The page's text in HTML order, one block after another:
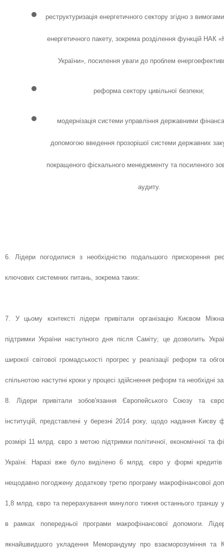
реструктуризація енергетичного сектору згідно з
енергетичного пакету, зокрема розділення функцій НАК
України», посилення уваги до проблем
реформа сектору цивільної безпеки;
модернізація системи управління державними
допомогою введення прозорішої системи державних
покращеного фіскального менеджменту та посиленого
аудиту.
6. Лідери погодилися з необхідністю подальшого прискорення
ключових системних питань, зокрема таких:
7. У цьому контексті лідери привітали організацію Києвом
підтримки України наступного дня після Саміту; це дозволить
широкої світової громадськості прогрес у реалізації реформ та
спільнотою наступні кроки у процесі здійснення реформ та необхідні
8. Лідери привітали зобов'язання Європейського Союзу та
інституцій, представлені у березні 2014 року, щодо надання Києву
розмірі 11 млрд. євро з метою підтримки політичної, економічної та
Україні. Наразі вже було виділено 6 млрд. євро у формі кредитів
нещодавно погоджену додаткову третю програму макрофінансової
1,8 млрд. євро та перерахування минулого тижня останнього траншу
в рамках попередньої програми макрофінансової допомоги.
якнайшвидшого укладення Меморандуму про взаєморозуміння та